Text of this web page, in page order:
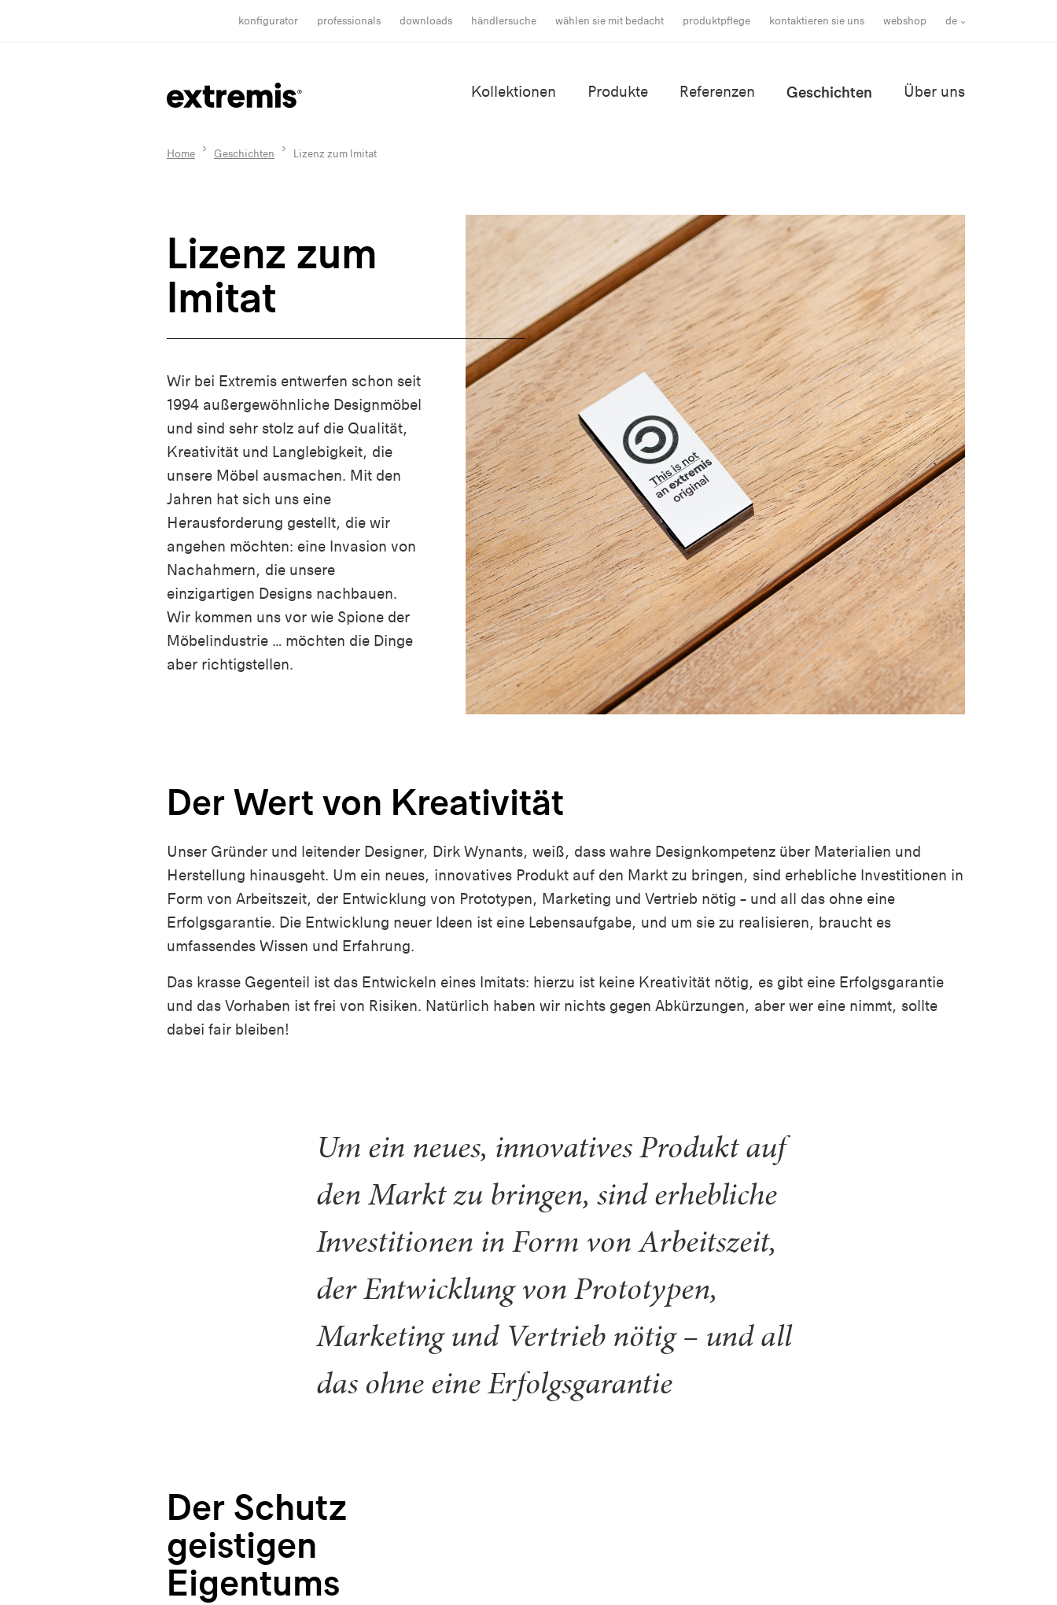
konfigurator professionals downloads händlersuche wählen sie mit bedacht produktpflege kontaktieren sie uns webshop de
Kollektionen Produkte Referenzen Geschichten Über uns
Home Geschichten Lizenz zum Imitat
Lizenz zum
Imitat
Wir bei Extremis entwerfen schon seit
1994 außergewöhnliche Designmöbel
und sind sehr stolz auf die Qualität,
Kreativität und Langlebigkeit, die
unsere Möbel ausmachen. Mit den
Jahren hat sich uns eine
Herausforderung gestellt, die wir
angehen möchten: eine Invasion von
Nachahmern, die unsere
einzigartigen Designs nachbauen.
Wir kommen uns vor wie Spione der
Möbelindustrie … möchten die Dinge
aber richtigstellen.
Der Wert von Kreativität
Unser Gründer und leitender Designer, Dirk Wynants, weiß, dass wahre Designkompetenz über Materialien und
Herstellung hinausgeht. Um ein neues, innovatives Produkt auf den Markt zu bringen, sind erhebliche Investitionen in
Form von Arbeitszeit, der Entwicklung von Prototypen, Marketing und Vertrieb nötig – und all das ohne eine
Erfolgsgarantie. Die Entwicklung neuer Ideen ist eine Lebensaufgabe, und um sie zu realisieren, braucht es
umfassendes Wissen und Erfahrung.
Das krasse Gegenteil ist das Entwickeln eines Imitats: hierzu ist keine Kreativität nötig, es gibt eine Erfolgsgarantie
und das Vorhaben ist frei von Risiken. Natürlich haben wir nichts gegen Abkürzungen, aber wer eine nimmt, sollte
dabei fair bleiben!
Um ein neues, innovatives Produkt auf
den Markt zu bringen, sind erhebliche
Investitionen in Form von Arbeitszeit,
der Entwicklung von Prototypen,
Marketing und Vertrieb nötig – und all
das ohne eine Erfolgsgarantie
Der Schutz
geistigen
Eigentums